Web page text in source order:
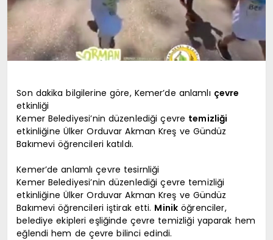
Son dakika bilgilerine göre, Kemer’de anlamlı çevre
etkinliği
Kemer Belediyesi’nin düzenlediği çevre temizliği
etkinliğine Ülker Orduvar Akman Kreş ve Gündüz
Bakımevi öğrencileri katıldı.
Kemer’de anlamlı çevre tesirnliği
Kemer Belediyesi’nin düzenlediği çevre temizliği
etkinliğine Ülker Orduvar Akman Kreş ve Gündüz
Bakımevi öğrencileri iştirak etti. Minik öğrenciler,
belediye ekipleri eşliğinde çevre temizliği yaparak hem
eğlendi hem de çevre bilinci edindi.